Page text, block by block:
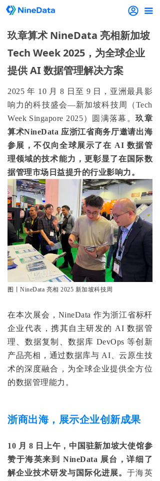
끀
玖章算术 NineData 亮相新加坡
Tech Week 2025，为全球企业
提供 AI 数据管理解决方案
2025 年 10 月 8 日至 9 日，亚洲最具影
响力的科技盛会—新加坡科技周（Tech
Week Singapore 2025）圆满落幕。玖章
算术NineData 应浙江省商务厅邀请出海
参展 ，不仅向全球展示了在 AI 数据管
理领域的技术能力，更彰显了在国际数
据管理市场日益提升的行业影响力。
图 丨NineData 亮相 2025 新加坡科技周
在本次展会，NineData 作为浙江省标杆
企业代表，携其自主研发的 AI 数据管
理、数据复制、数据库 DevOps 等创新
产品亮相， 通过数据库与 AI、云原生技
术的深度融合，为全球企业提供全方位
的数据管理能力。
浙商出海，展示企业创新成果
10 月 8 日上午，中国驻新加坡大使馆参
赞于海英来到 NineData 展台，详细了
解企业技术研发与国际化进展。于海英